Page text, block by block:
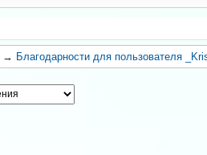
→ Благодарности для пользователя